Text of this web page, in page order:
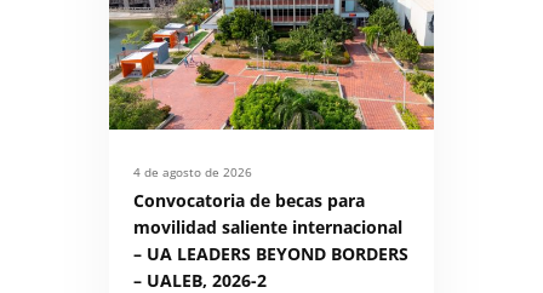
4 de agosto de 2026
Convocatoria de becas para
movilidad saliente internacional
– UA LEADERS BEYOND BORDERS
– UALEB, 2026-2